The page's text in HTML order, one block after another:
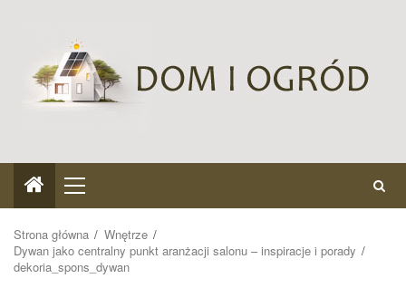
Menu
główne
Strona główna
Wnętrze
Dywan jako centralny punkt aranżacji salonu – inspiracje i porady
dekoria_spons_dywan